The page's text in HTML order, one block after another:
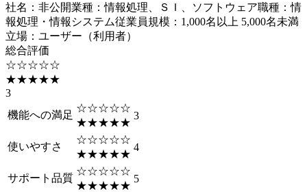
社名 ： 非公開業種 ：情報処理、ＳＩ、ソフトウェア職種 ：情
報処理・情報システム従業員規模 ： 1,000名以上 5,000名未満
立場 ： ユーザー（利用者）
総合評価
☆☆☆☆☆
★★★★★
3
機能への満足
☆☆☆☆☆
★★★★★
3
使いやすさ
☆☆☆☆☆
★★★★★
4
サポート品質
☆☆☆☆☆
★★★★★
5